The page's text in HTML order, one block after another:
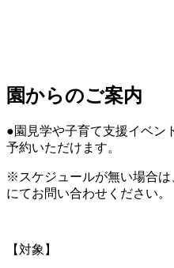
園からのご案内
●園見学や子育て支援イベン
予約いただけます。
※スケジュールが無い場合
にてお問い合わせください。
【対象】